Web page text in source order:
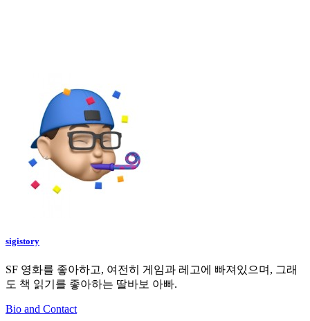
sigistory
SF 영화를 좋아하고, 여전히 게임과 레고에 빠져있으며, 그래
도 책 읽기를 좋아하는 딸바보 아빠.
Bio and Contact